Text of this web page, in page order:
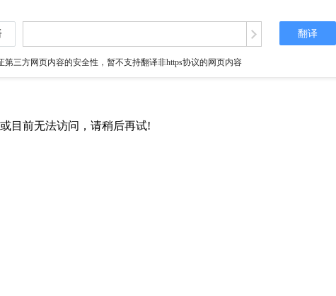
翻译
三方网页内容的安全性，暂不支持翻译非https协议的网页内容